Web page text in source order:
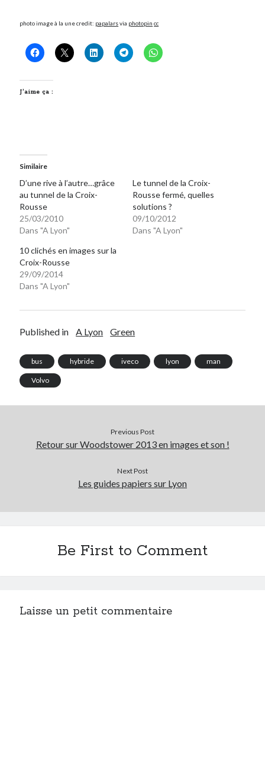
Sons
Tavukoi
Vidéos
photo image à la une credit: papalarsvia photopin cc
J’aime ça :
Similaire
D’une rive à l’autre…grâce
au tunnel de la Croix-
Rousse
25/03/2010
Dans "A Lyon"
Le tunnel de la Croix-
Rousse fermé, quelles
solutions ?
09/10/2012
Dans "A Lyon"
10 clichés en images sur la
Croix-Rousse
29/09/2014
Dans "A Lyon"
Published in A Lyon Green
bus hybride iveco lyon man
Volvo
Previous Post
Retour sur Woodstower 2013 en images et son !
Next Post
Les guides papiers sur Lyon
Be First to Comment
Laisse un petit commentaire